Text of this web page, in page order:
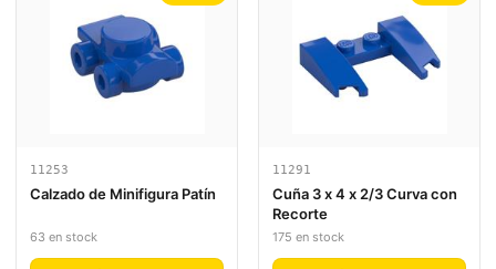
11253
Calzado de Minifigura Patín
63 en stock
11291
Cuña 3 x 4 x 2/3 Curva con
Recorte
175 en stock